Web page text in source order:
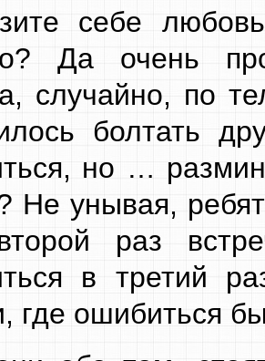
себе
Да очень
случайно, по
болтать
но …
Не унывая,
раз
в третий
где ошибиться